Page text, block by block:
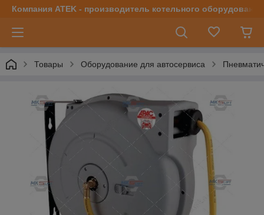
Компания ATEK - производитель котельного оборудования
Товары Оборудование для автосервиса